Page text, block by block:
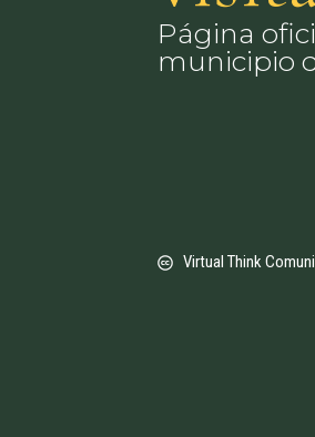
Página
municipio
Virtual Think